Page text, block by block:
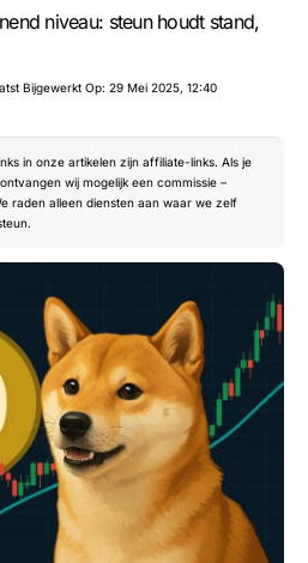
niveau: steun houdt stand,
Bijgewerkt Op: 29 Mei 2025, 12:40
in onze artikelen zijn affiliate-links. Als je
wij mogelijk een commissie –
raden alleen diensten aan waar we zelf